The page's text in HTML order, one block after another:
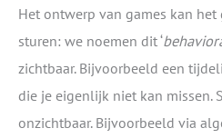
Het ontwerp van games kan
sturen: we noemen dit ‘
zichtbaar. Bijvoorbeeld een
die je eigenlijk niet kan missen.
onzichtbaar. Bijvoorbeeld via